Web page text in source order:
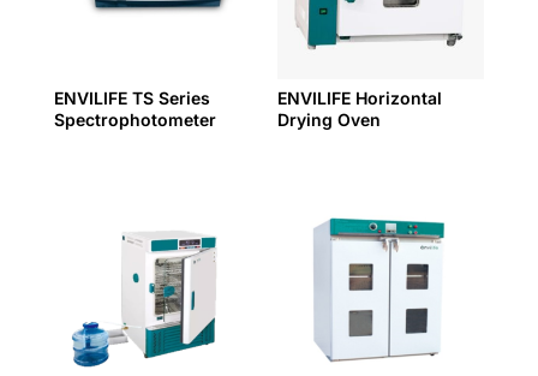
ENVILIFE TS Series
Spectrophotometer
ENVILIFE Horizontal
Drying Oven